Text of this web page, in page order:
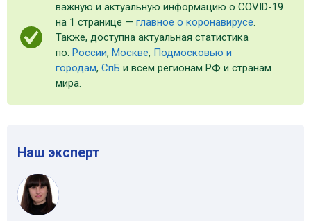
важную и актуальную информацию о COVID-19
на 1 странице — главное о коронавирусе.
Также, доступна актуальная статистика
по: России, Москве, Подмосковью и
городам, СпБ и всем регионам РФ и странам
мира.
Наш эксперт